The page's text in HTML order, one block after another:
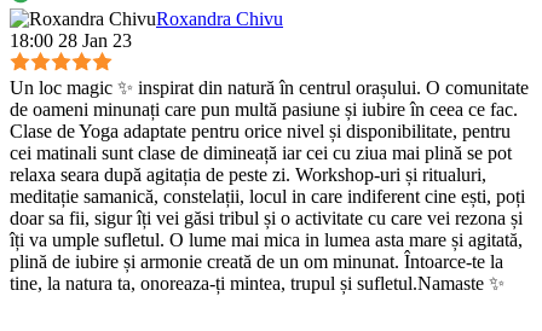
Roxandra Chivu
18:00 28 Jan 23
Un loc magic ✨ inspirat din natură în centrul orașului. O comunitate
de oameni minunați care pun multă pasiune și iubire în ceea ce fac.
Clase de Yoga adaptate pentru orice nivel și disponibilitate, pentru
cei matinali sunt clase de dimineață iar cei cu ziua mai plină se pot
relaxa seara după agitația de peste zi. Workshop-uri și ritualuri,
meditație samanică, constelații, locul in care indiferent cine ești, poți
doar sa fii, sigur îți vei găsi tribul și o activitate cu care vei rezona și
îți va umple sufletul. O lume mai mica in lumea asta mare și agitată,
plină de iubire și armonie creată de un om minunat. Întoarce-te la
tine, la natura ta, onoreaza-ți mintea, trupul și sufletul.Namaste ✨